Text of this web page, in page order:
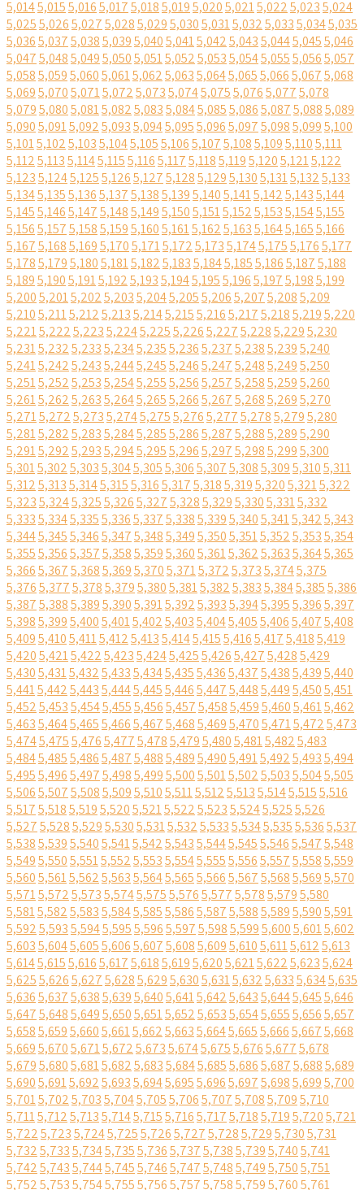
5,0145,0155,0165,0175,0185,0195,0205,0215,0225,0235,024
5,0255,0265,0275,0285,0295,0305,0315,0325,0335,0345,035
5,0365,0375,0385,0395,0405,0415,0425,0435,0445,0455,046
5,0475,0485,0495,0505,0515,0525,0535,0545,0555,0565,057
5,0585,0595,0605,0615,0625,0635,0645,0655,0665,0675,068
5,0695,0705,0715,0725,0735,0745,0755,0765,0775,078
5,0795,0805,0815,0825,0835,0845,0855,0865,0875,0885,089
5,0905,0915,0925,0935,0945,0955,0965,0975,0985,0995,100
5,1015,1025,1035,1045,1055,1065,1075,1085,1095,1105,111
5,1125,1135,1145,1155,1165,1175,1185,1195,1205,1215,122
5,1235,1245,1255,1265,1275,1285,1295,1305,1315,1325,133
5,1345,1355,1365,1375,1385,1395,1405,1415,1425,1435,144
5,1455,1465,1475,1485,1495,1505,1515,1525,1535,1545,155
5,1565,1575,1585,1595,1605,1615,1625,1635,1645,1655,166
5,1675,1685,1695,1705,1715,1725,1735,1745,1755,1765,177
5,1785,1795,1805,1815,1825,1835,1845,1855,1865,1875,188
5,1895,1905,1915,1925,1935,1945,1955,1965,1975,1985,199
5,2005,2015,2025,2035,2045,2055,2065,2075,2085,209
5,2105,2115,2125,2135,2145,2155,2165,2175,2185,2195,220
5,2215,2225,2235,2245,2255,2265,2275,2285,2295,230
5,2315,2325,2335,2345,2355,2365,2375,2385,2395,240
5,2415,2425,2435,2445,2455,2465,2475,2485,2495,250
5,2515,2525,2535,2545,2555,2565,2575,2585,2595,260
5,2615,2625,2635,2645,2655,2665,2675,2685,2695,270
5,2715,2725,2735,2745,2755,2765,2775,2785,2795,280
5,2815,2825,2835,2845,2855,2865,2875,2885,2895,290
5,2915,2925,2935,2945,2955,2965,2975,2985,2995,300
5,3015,3025,3035,3045,3055,3065,3075,3085,3095,3105,311
5,3125,3135,3145,3155,3165,3175,3185,3195,3205,3215,322
5,3235,3245,3255,3265,3275,3285,3295,3305,3315,332
5,3335,3345,3355,3365,3375,3385,3395,3405,3415,3425,343
5,3445,3455,3465,3475,3485,3495,3505,3515,3525,3535,354
5,3555,3565,3575,3585,3595,3605,3615,3625,3635,3645,365
5,3665,3675,3685,3695,3705,3715,3725,3735,3745,375
5,3765,3775,3785,3795,3805,3815,3825,3835,3845,3855,386
5,3875,3885,3895,3905,3915,3925,3935,3945,3955,3965,397
5,3985,3995,4005,4015,4025,4035,4045,4055,4065,4075,408
5,4095,4105,4115,4125,4135,4145,4155,4165,4175,4185,419
5,4205,4215,4225,4235,4245,4255,4265,4275,4285,429
5,4305,4315,4325,4335,4345,4355,4365,4375,4385,4395,440
5,4415,4425,4435,4445,4455,4465,4475,4485,4495,4505,451
5,4525,4535,4545,4555,4565,4575,4585,4595,4605,4615,462
5,4635,4645,4655,4665,4675,4685,4695,4705,4715,4725,473
5,4745,4755,4765,4775,4785,4795,4805,4815,4825,483
5,4845,4855,4865,4875,4885,4895,4905,4915,4925,4935,494
5,4955,4965,4975,4985,4995,5005,5015,5025,5035,5045,505
5,5065,5075,5085,5095,5105,5115,5125,5135,5145,5155,516
5,5175,5185,5195,5205,5215,5225,5235,5245,5255,526
5,5275,5285,5295,5305,5315,5325,5335,5345,5355,5365,537
5,5385,5395,5405,5415,5425,5435,5445,5455,5465,5475,548
5,5495,5505,5515,5525,5535,5545,5555,5565,5575,5585,559
5,5605,5615,5625,5635,5645,5655,5665,5675,5685,5695,570
5,5715,5725,5735,5745,5755,5765,5775,5785,5795,580
5,5815,5825,5835,5845,5855,5865,5875,5885,5895,5905,591
5,5925,5935,5945,5955,5965,5975,5985,5995,6005,6015,602
5,6035,6045,6055,6065,6075,6085,6095,6105,6115,6125,613
5,6145,6155,6165,6175,6185,6195,6205,6215,6225,6235,624
5,6255,6265,6275,6285,6295,6305,6315,6325,6335,6345,635
5,6365,6375,6385,6395,6405,6415,6425,6435,6445,6455,646
5,6475,6485,6495,6505,6515,6525,6535,6545,6555,6565,657
5,6585,6595,6605,6615,6625,6635,6645,6655,6665,6675,668
5,6695,6705,6715,6725,6735,6745,6755,6765,6775,678
5,6795,6805,6815,6825,6835,6845,6855,6865,6875,6885,689
5,6905,6915,6925,6935,6945,6955,6965,6975,6985,6995,700
5,7015,7025,7035,7045,7055,7065,7075,7085,7095,710
5,7115,7125,7135,7145,7155,7165,7175,7185,7195,7205,721
5,7225,7235,7245,7255,7265,7275,7285,7295,7305,731
5,7325,7335,7345,7355,7365,7375,7385,7395,7405,741
5,7425,7435,7445,7455,7465,7475,7485,7495,7505,751
5,7525,7535,7545,7555,7565,7575,7585,7595,7605,761